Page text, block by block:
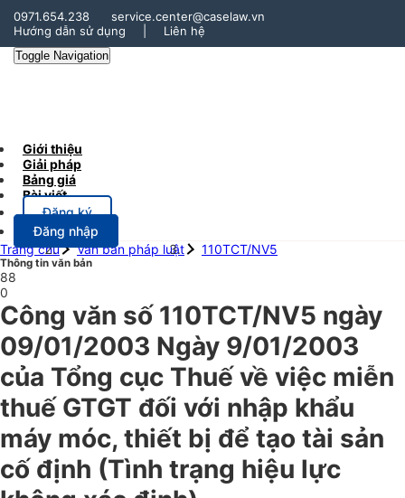
0971.654.238
service.center@caselaw.vn
Hướng dẫn sử dụng
Liên hệ
Toggle Navigation
Giới thiệu
Giải pháp
Bảng giá
Bài viết
Đăng ký
Đăng nhập
Trang chủ
Văn bản pháp luật 110TCT/NV5
Thông tin văn bản
88
0
Công văn số 110TCT/NV5 ngày
09/01/2003 Ngày 9/01/2003
của Tổng cục Thuế về việc miễn
thuế GTGT đối với nhập khẩu
máy móc, thiết bị để tạo tài sản
cố định (Tình trạng hiệu lực